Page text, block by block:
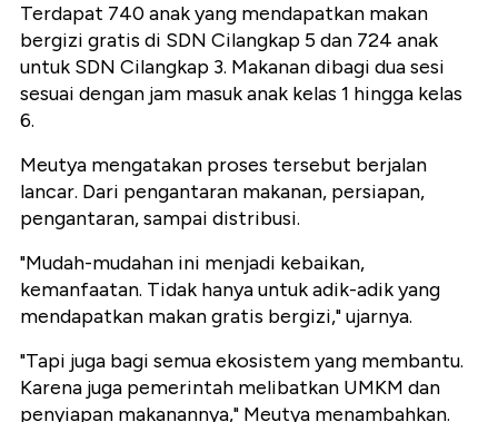
Terdapat 740 anak yang mendapatkan makan
bergizi gratis di SDN Cilangkap 5 dan 724 anak
untuk SDN Cilangkap 3. Makanan dibagi dua sesi
sesuai dengan jam masuk anak kelas 1 hingga kelas
6.
Meutya mengatakan proses tersebut berjalan
lancar. Dari pengantaran makanan, persiapan,
pengantaran, sampai distribusi.
"Mudah-mudahan ini menjadi kebaikan,
kemanfaatan. Tidak hanya untuk adik-adik yang
mendapatkan makan gratis bergizi," ujarnya.
"Tapi juga bagi semua ekosistem yang membantu.
Karena juga pemerintah melibatkan UMKM dan
penyiapan makanannya," Meutya menambahkan.